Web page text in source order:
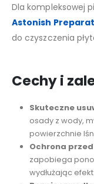
Dla kompleksowej
Astonish
do czyszczenia
Cechy i
Skuteczne
osady z wody,
powierzchnie
Ochrona
zapobiega
wydłużając